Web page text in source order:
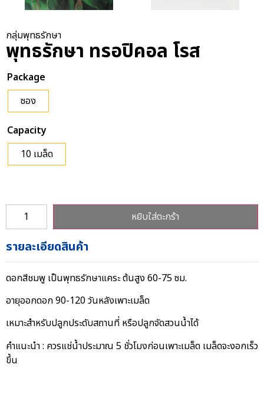
กลุ่มพุทธรักษา
พุทธรักษา ทรอปิคอล โรส
Package
ซอง
Capacity
10 เมล็ด
หยิบใส่ตะกร้า
รายละเอียดสินค้า
ดอกสีชมพู เป็นพุทธรักษาแคระ ต้นสูง 60-75 ซม.
อายุออกดอก 90-120 วันหลังเพาะเมล็ด
เหมาะสำหรับปลูกประดับสถานที่ หรือปลูกจัดสวนน้ำได้
คำแนะนำ : ควรแช่น้ำประมาณ 5 ชั่วโมงก่อนเพาะเมล็ด เมล็ดจะงอกเร็ว
ขึ้น